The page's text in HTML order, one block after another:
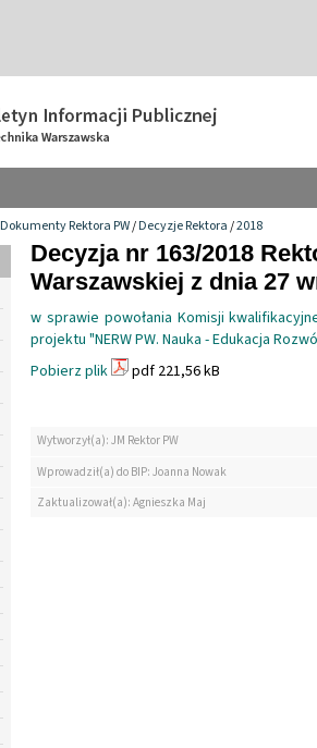
Dokumenty Rektora PW/Decyzje Rektora/2018
Decyzja nr 163/2018
Warszawskiej z dnia 27
w sprawie powołania Komisji
projektu "NERW PW. Nauka - Edukacja
Pobierz plik
pdf 221,56 kB
Wytworzył(a): JM Rektor PW
Wprowadził(a) do BIP: Joanna Nowak
Zaktualizował(a): Agnieszka Maj